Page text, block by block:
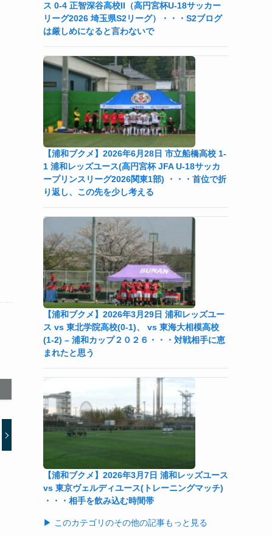
ス 0-4 正智深谷高校II（高円宮杯U-18サッカー
リーグ2026 埼玉県S2リーグ）・・・S2ブログ
は厳しめになると言わないで
【浦和ブクメ】2026年6月28日 市立船橋高校 1-
1 浦和レッズユース(高円宮杯 JFA U-18サッカ
ープリンスリーグ2026関東1部) ・・・首位で折
り返し、この先を少し考える
【浦和ブクメ】2026年3月29日 浦和レッズユー
ス vs 東北学院高校(0-1)、 vs 東海大相模高校
(1-2) – 浦和カップ２０２６・・・対戦相手に恵
まれたと思う
【浦和ブクメ】2026年3月7日 浦和レッズユース
vs 東京ヴェルディユース(トレーニングマッチ)
・・・相手を飲み込む時間帯
▶ このカテゴリのその他の記事もっと見る